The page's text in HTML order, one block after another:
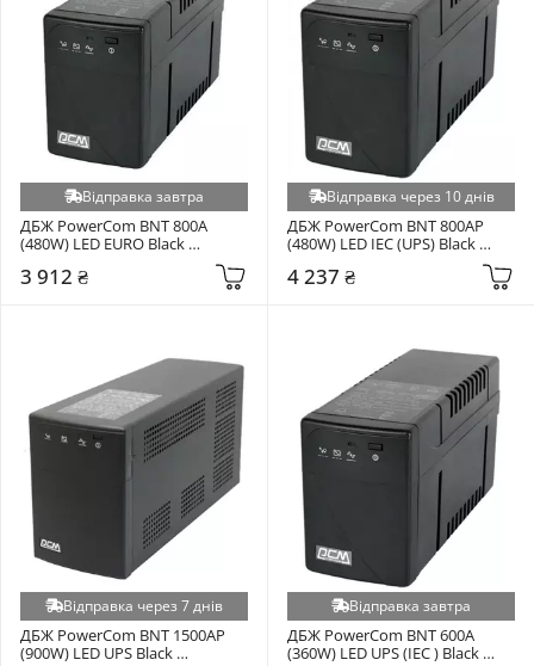
Відправка завтра
ДБЖ PowerCom BNT 800A
(480W) LED EURO Black
3 912 ₴
Відправка через 10 днів
ДБЖ PowerCom BNT 800AP
(480W) LED IEC (UPS) Black
4 237 ₴
Відправка через 7 днів
ДБЖ PowerCom BNT 1500AP
(900W) LED UPS Black
Відправка завтра
ДБЖ PowerCom BNT 600A
(360W) LED UPS (IEC ) Black